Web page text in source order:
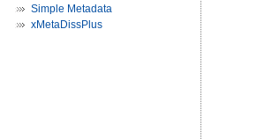
Simple Metadata
xMetaDissPlus